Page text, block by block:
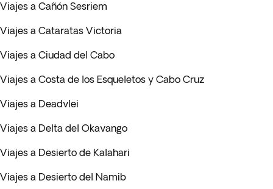
Viajes a Cañón Sesriem
Viajes a Cataratas Victoria
Viajes a Ciudad del Cabo
Viajes a Costa de los Esqueletos y Cabo Cruz
Viajes a Deadvlei
Viajes a Delta del Okavango
Viajes a Desierto de Kalahari
Viajes a Desierto del Namib